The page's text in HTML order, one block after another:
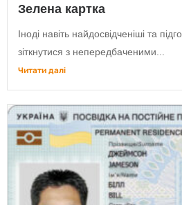
Зелена картка
Іноді навіть найдосвідченіші та
зіткнутися з непередбаченими...
Читати далі